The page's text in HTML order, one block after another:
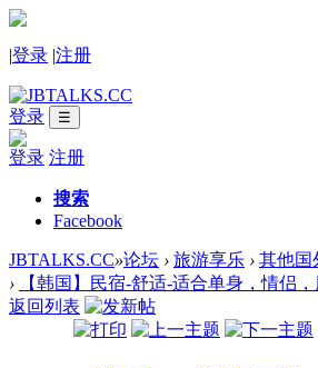
|登录 |注册
登录 ☰
登录 注册
搜索
Facebook
JBTALKS.CC»论坛 › 旅游享乐 › 其他国
›
【韩国】民宿-舒适-适合单身，情侣
返回列表